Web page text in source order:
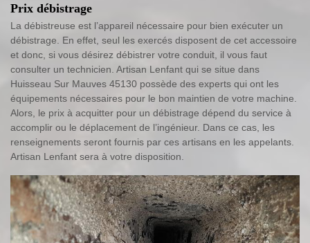
Prix débistrage
La débistreuse est l’appareil nécessaire pour bien exécuter un
débistrage. En effet, seul les exercés disposent de cet accessoire
et donc, si vous désirez débistrer votre conduit, il vous faut
consulter un technicien. Artisan Lenfant qui se situe dans
Huisseau Sur Mauves 45130 possède des experts qui ont les
équipements nécessaires pour le bon maintien de votre machine.
Alors, le prix à acquitter pour un débistrage dépend du service à
accomplir ou le déplacement de l’ingénieur. Dans ce cas, les
renseignements seront fournis par ces artisans en les appelants.
Artisan Lenfant sera à votre disposition.